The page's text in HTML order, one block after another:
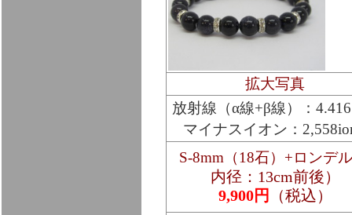
拡大写真
放射線（α線+β線）：
マイナスイオン：
S-8mm（18石）+ロンデ
内径：13cm前後）
9,900円
（税込）